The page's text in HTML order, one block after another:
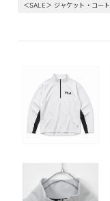
＜SALE＞ ジャケット・コート